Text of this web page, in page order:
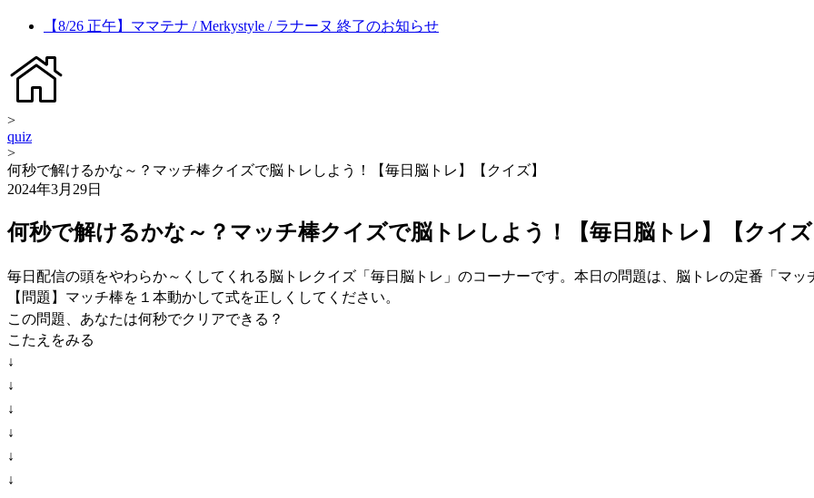
【8/26 正午】ママテナ / Merkystyle / ラナーヌ 終了のお知らせ
>
quiz
>
何秒で解けるかな～？マッチ棒クイズで脳トレしよう！【毎日脳トレ】【クイズ】
2024年3月29日
何秒で解けるかな～？マッチ棒クイズで脳トレしよう！【毎日脳トレ】【クイズ
毎日配信の頭をやわらか～くしてくれる脳トレクイズ「毎日脳トレ」のコーナーです。本日の問題は、脳トレの定番「マッ
【問題】マッチ棒を１本動かして式を正しくしてください。
この問題、あなたは何秒でクリアできる？
こたえをみる
↓
↓
↓
↓
↓
↓